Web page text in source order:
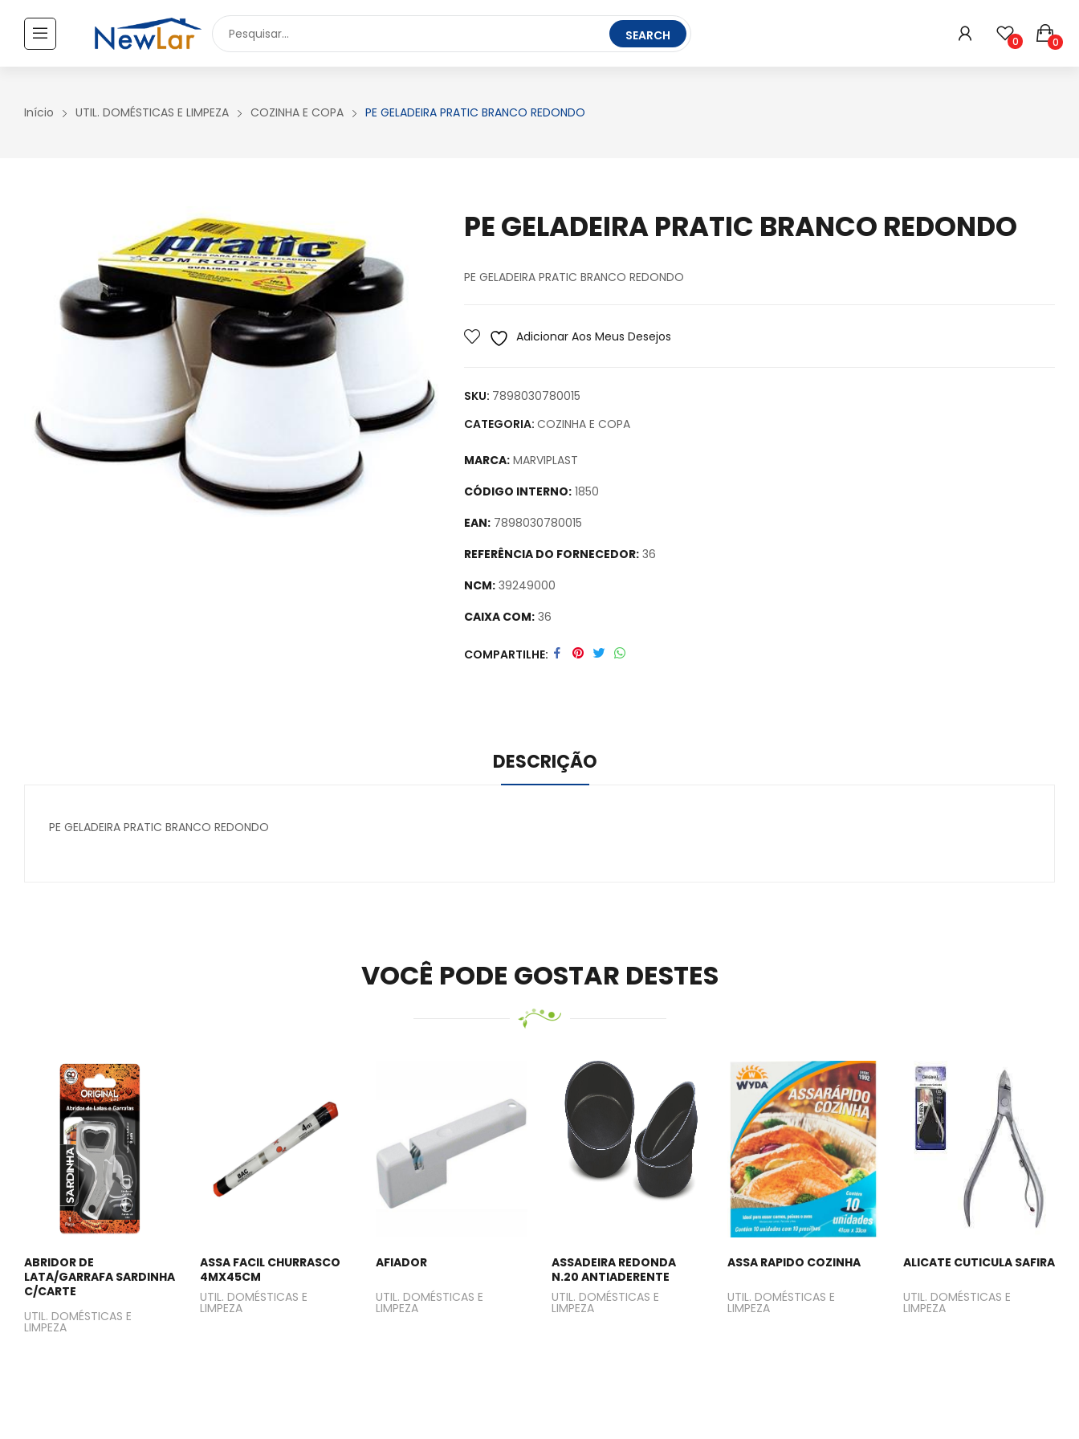
SEARCH
0 0
Início
UTIL. DOMÉSTICAS E LIMPEZA COZINHA E COPA PE GELADEIRA PRATIC BRANCO REDONDO
PE GELADEIRA PRATIC BRANCO REDONDO
PE GELADEIRA PRATIC BRANCO REDONDO
Adicionar Aos Meus Desejos
SKU: 7898030780015
CATEGORIA: COZINHA E COPA
MARCA:MARVIPLAST
CÓDIGO INTERNO: 1850
EAN:7898030780015
REFERÊNCIA DO FORNECEDOR: 36
NCM:39249000
CAIXA COM:36
Secure crypto portfolio manager for desktops and mobile –
COMPARTILHE
DESCRIÇÃO
PE GELADEIRA PRATIC BRANCO REDONDO
VOCÊ PODE GOSTAR DESTES
ABRIDOR DE
LATA/GARRAFA SARDINHA
C/CARTE
UTIL. DOMÉSTICAS E
LIMPEZA
ASSA FACIL CHURRASCO
4MX45CM
UTIL. DOMÉSTICAS E
LIMPEZA
AFIADOR
UTIL. DOMÉSTICAS E
LIMPEZA
ASSADEIRA REDONDA
N.20 ANTIADERENTE
UTIL. DOMÉSTICAS E
LIMPEZA
ASSA RAPIDO COZINHA
UTIL. DOMÉSTICAS E
LIMPEZA
ALICATE CUTICULA SAFIRA
UTIL. DOMÉSTICAS E
LIMPEZA